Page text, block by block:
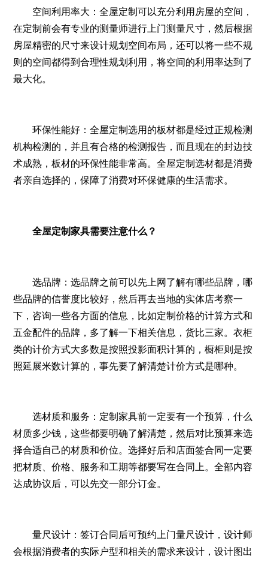
空间利用率大：全屋定制可以充分利用房屋的空间，
在定制前会有专业的测量师进行上门测量尺寸，然后根据
房屋精密的尺寸来设计规划空间布局，还可以将一些不规
则的空间都得到合理性规划利用，将空间的利用率达到了
最大化。
环保性能好：全屋定制选用的板材都是经过正规检测
机构检测的，并且有合格的检测报告，而且现在的封边技
术成熟，板材的环保性能非常高。全屋定制选材都是消费
者亲自选择的，保障了消费对环保健康的生活需求。
全屋定制家具需要注意什么？
选品牌：选品牌之前可以先上网了解有哪些品牌，哪
些品牌的信誉度比较好，然后再去当地的实体店考察一
下，咨询一些各方面的信息，比如定制价格的计算方式和
五金配件的品牌，多了解一下相关信息，货比三家。衣柜
类的计价方式大多数是按照投影面积计算的，橱柜则是按
照延展米数计算的，事先要了解清楚计价方式是哪种。
选材质和服务：定制家具前一定要有一个预算，什么
材质多少钱，这些都要明确了解清楚，然后对比预算来选
择合适自己的材质和价位。选择好后和店面签合同一定要
把材质、价格、服务和工期等都要写在合同上。全部内容
达成协议后，可以先交一部分订金。
量尺设计：签订合同后可预约上门量尺设计，设计师
会根据消费者的实际户型和相关的需求来设计，设计图出